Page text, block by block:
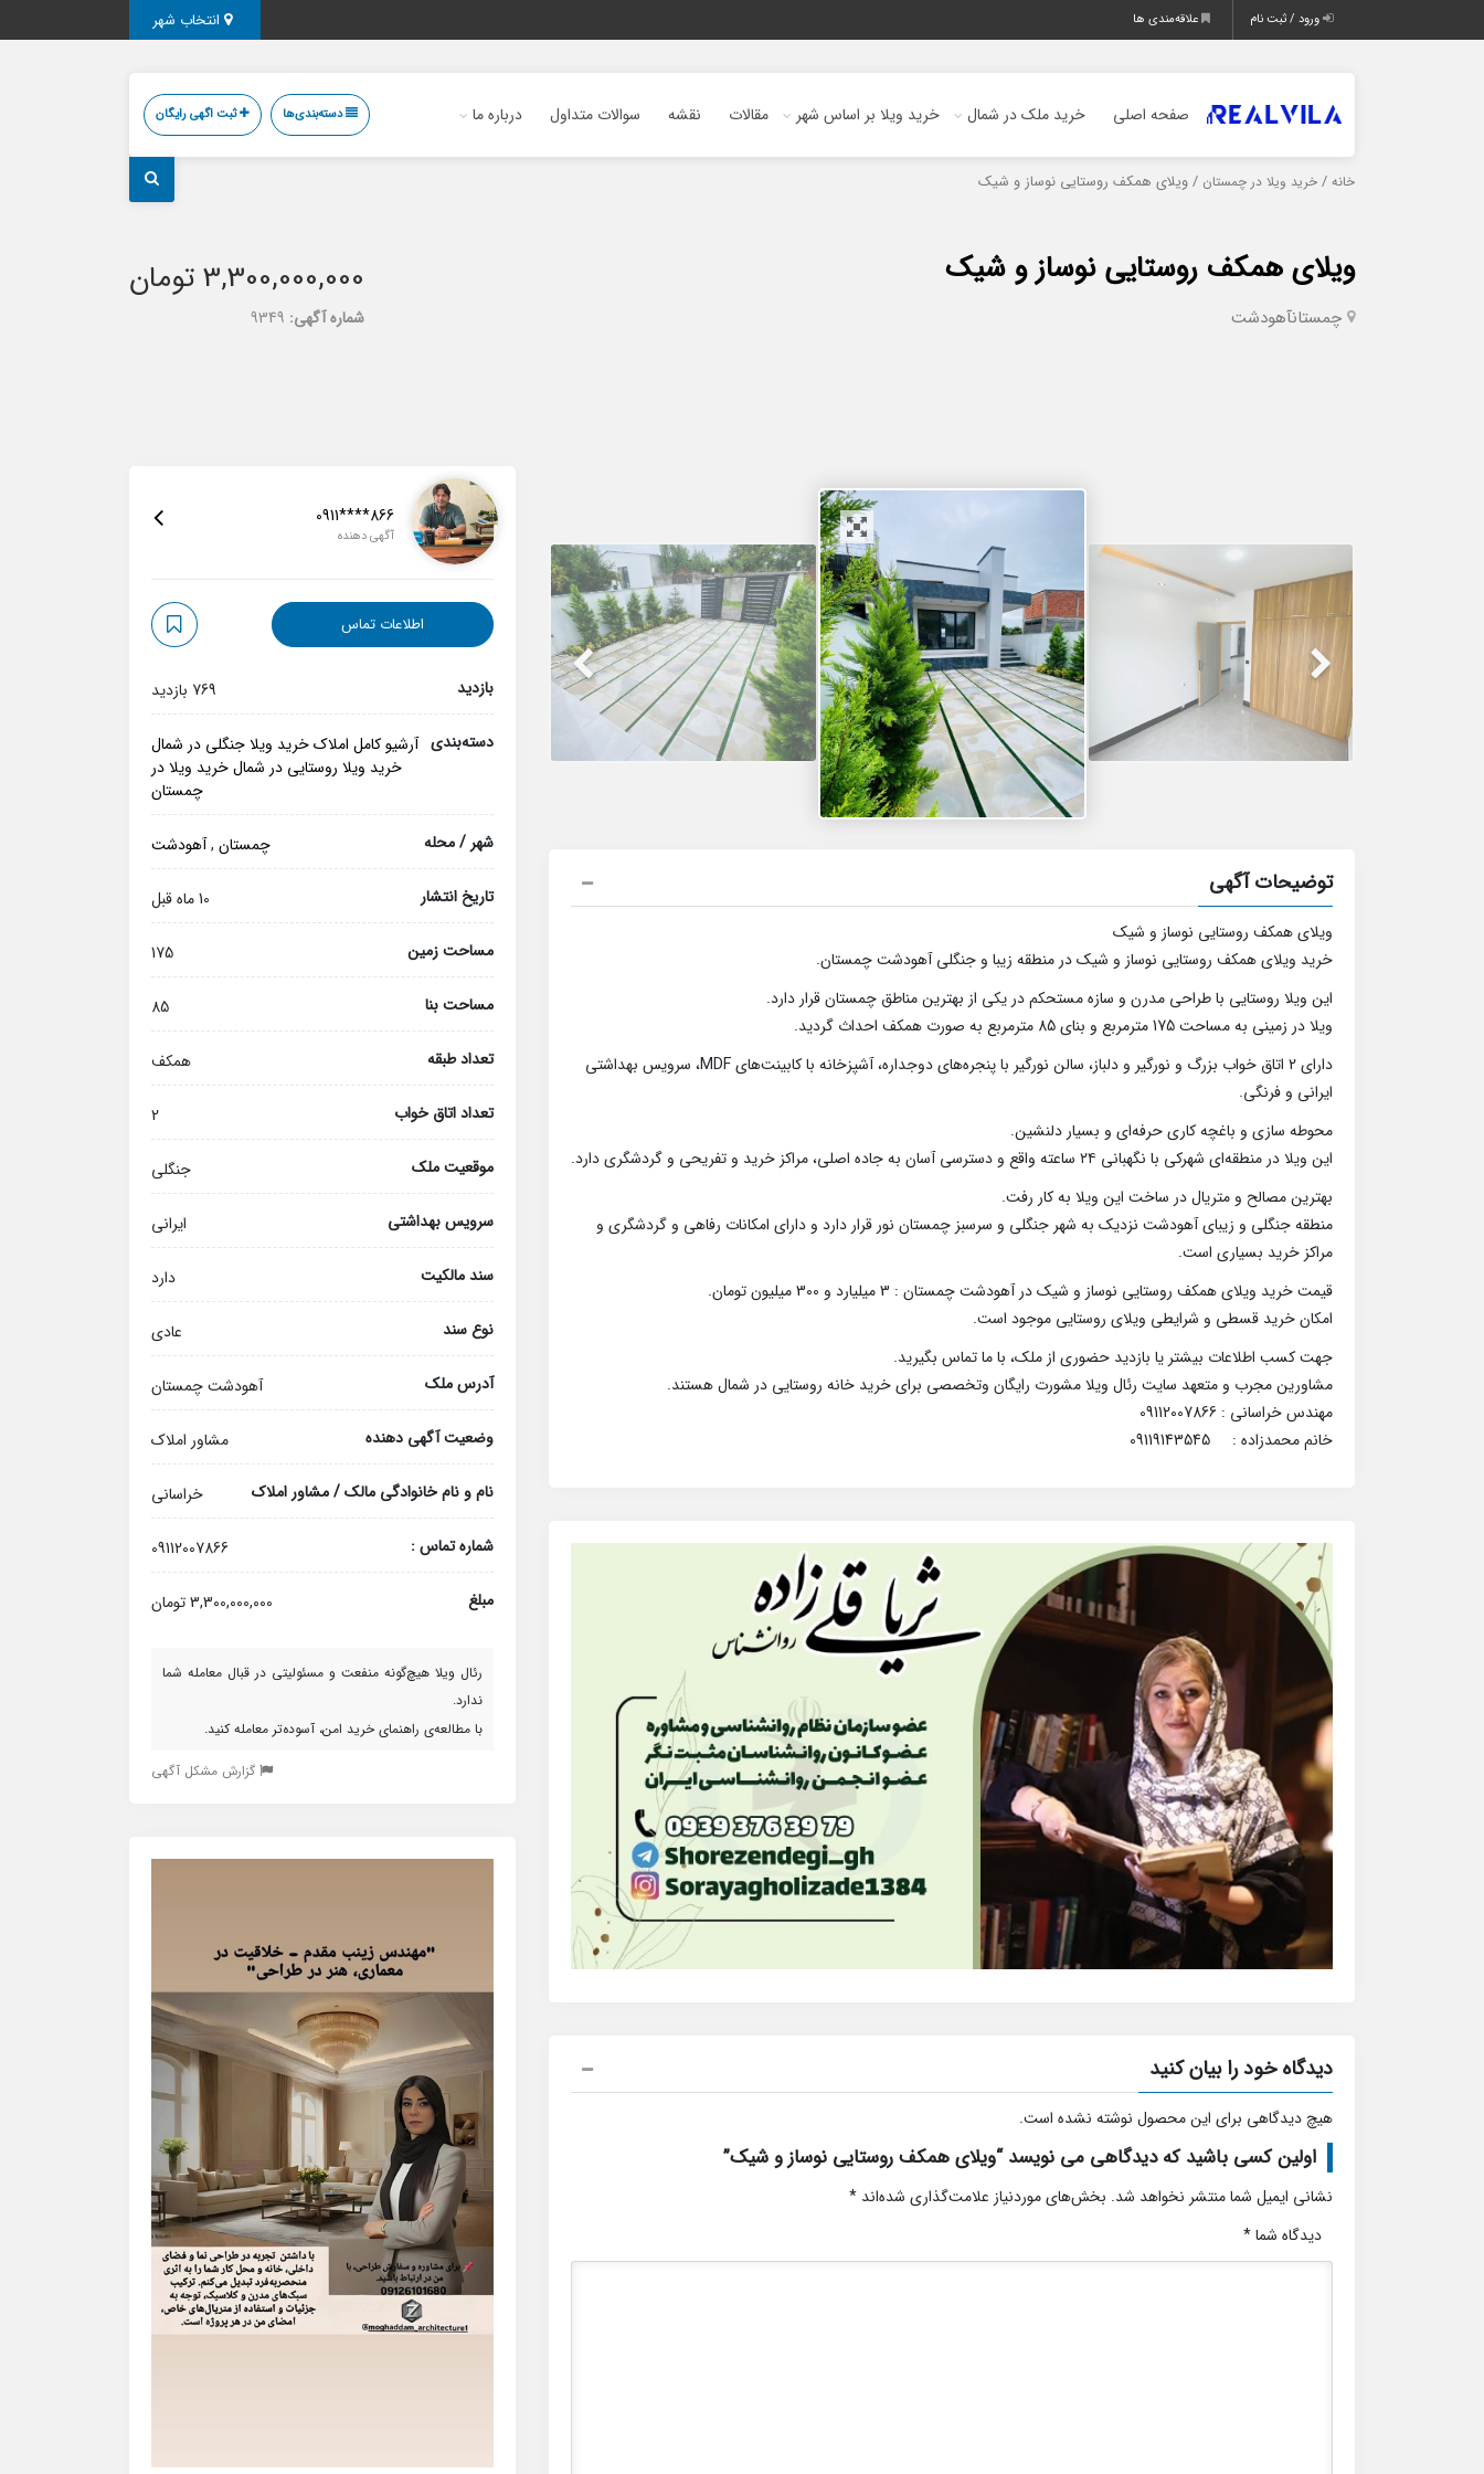
ورود / ثبت نام علاقه‌مندی ها
صفحه اصلی خرید ملک در شمال خرید ویلا بر اساس شهر مقالات نقشه سوالات متداول درباره ما دسته‌بندی‌ها ثبت اگهی رایگان
خانه / خرید ویلا در چمستان / ویلای همکف روستایی نوساز و شیک
ویلای همکف روستایی نوساز و شیک
چمستانآهودشت
3,300,000,000 تومان
شماره آگهی: 9349
توضیحات آگهی
ویلای همکف روستایی نوساز و شیک
خرید ویلای همکف روستایی نوساز و شیک در منطقه زیبا و جنگلی آهودشت چمستان.
این ویلا روستایی با طراحی مدرن و سازه مستحکم در یکی از بهترین مناطق چمستان قرار دارد.
ویلا در زمینی به مساحت 175 مترمربع و بنای 85 مترمربع به صورت همکف احداث گردید.
دارای 2 اتاق خواب بزرگ و نورگیر و دلباز، سالن نورگیر با پنجره‌های دوجداره، آشپزخانه با کابینت‌های MDF، سرویس بهداشتی
ایرانی و فرنگی.
محوطه سازی و باغچه کاری حرفه‌ای و بسیار دلنشین.
این ویلا در منطقه‌ای شهرکی با نگهبانی ۲۴ ساعته واقع و دسترسی آسان به جاده اصلی، مراکز خرید و تفریحی و گردشگری دارد.
بهترین مصالح و متریال در ساخت این ویلا به کار رفت.
منطقه جنگلی و زیبای آهودشت نزدیک به شهر جنگلی و سرسبز چمستان نور قرار دارد و دارای امکانات رفاهی و گردشگری و
مراکز خرید بسیاری است.
قیمت خرید ویلای همکف روستایی نوساز و شیک در آهودشت چمستان : 3 میلیارد و 300 میلیون تومان.
امکان خرید قسطی و شرایطی ویلای روستایی موجود است.
جهت کسب اطلاعات بیشتر یا بازدید حضوری از ملک، با ما تماس بگیرید.
مشاورین مجرب و متعهد سایت رئال ویلا مشورت رایگان وتخصصی برای خرید خانه روستایی در شمال هستند.
مهندس خراسانی : 09112007866
خانم محمدزاده : 09119143545
دیدگاه خود را بیان کنید
هیچ دیدگاهی برای این محصول نوشته نشده است.
اولین کسی باشید که دیدگاهی می نویسد “ویلای همکف روستایی نوساز و شیک”
نشانی ایمیل شما منتشر نخواهد شد. بخش‌های موردنیاز علامت‌گذاری شده‌اند *
دیدگاه شما*
0911****866
آگهی دهنده
اطلاعات تماس
بازدید 769 بازدید
دسته‌بندی آرشیو کامل املاکخرید ویلا جنگلی در شمال
خرید ویلا روستایی در شمالخرید ویلا در
چمستان
شهر / محله چمستان ,آهودشت
تاریخ انتشار 10 ماه قبل
مساحت زمین 175
مساحت بنا 85
تعداد طبقه همکف
تعداد اتاق خواب 2
موقعیت ملک جنگلی
سرویس بهداشتی ایرانی
سند مالکیت دارد
نوع سند عادی
آدرس ملک آهودشت چمستان
وضعیت آگهی دهنده مشاور املاک
نام و نام خانوادگی مالک / مشاور املاک خراسانی
شماره تماس : 09112007866
مبلغ 3,300,000,000 تومان
رئال ویلا هیچ‌گونه منفعت و مسئولیتی در قبال معامله شما
ندارد.
با مطالعه‌ی راهنمای خرید امن، آسوده‌تر معامله کنید.
گزارش مشکل آگهی